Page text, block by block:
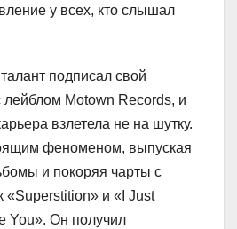
у всех, кто слышал
подписал свой
лейблом Motown Records, и
взлетела не на шутку.
феноменом, выпуская
и покоряя чарты с
«Superstition» и «I Just
You». Он получил